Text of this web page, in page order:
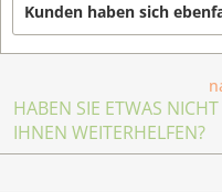
Kunden haben sich
HABEN SIE ETWAS
IHNEN WEITERHELFEN?